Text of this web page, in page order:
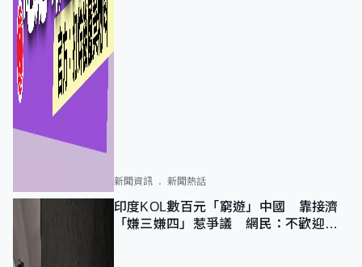
新聞資訊 新聞熱話
印度KOL數百元「窮遊」中國 靠接濟
「嫌三嫌四」惹爭議 網民：不歡迎劣